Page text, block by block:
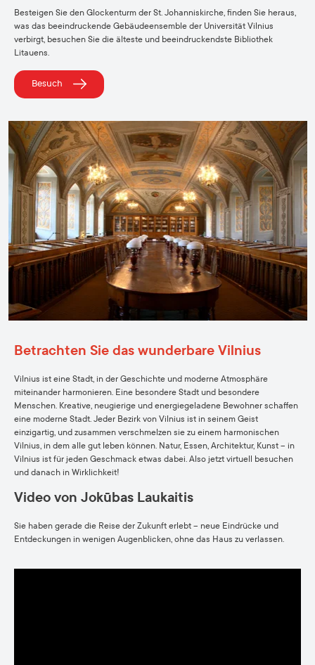
Besteigen Sie den Glockenturm der St. Johanniskirche, finden Sie heraus,
was das beeindruckende Gebäudeensemble der Universität Vilnius
verbirgt, besuchen Sie die älteste und beeindruckendste Bibliothek
Litauens.
Besuch
Betrachten Sie das wunderbare Vilnius
Vilnius ist eine Stadt, in der Geschichte und moderne Atmosphäre
miteinander harmonieren. Eine besondere Stadt und besondere
Menschen. Kreative, neugierige und energiegeladene Bewohner schaffen
eine moderne Stadt. Jeder Bezirk von Vilnius ist in seinem Geist
einzigartig, und zusammen verschmelzen sie zu einem harmonischen
Vilnius, in dem alle gut leben können. Natur, Essen, Architektur, Kunst – in
Vilnius ist für jeden Geschmack etwas dabei. Also jetzt virtuell besuchen
und danach in Wirklichkeit!
Video von Jokūbas Laukaitis
Sie haben gerade die Reise der Zukunft erlebt – neue Eindrücke und
Entdeckungen in wenigen Augenblicken, ohne das Haus zu verlassen.